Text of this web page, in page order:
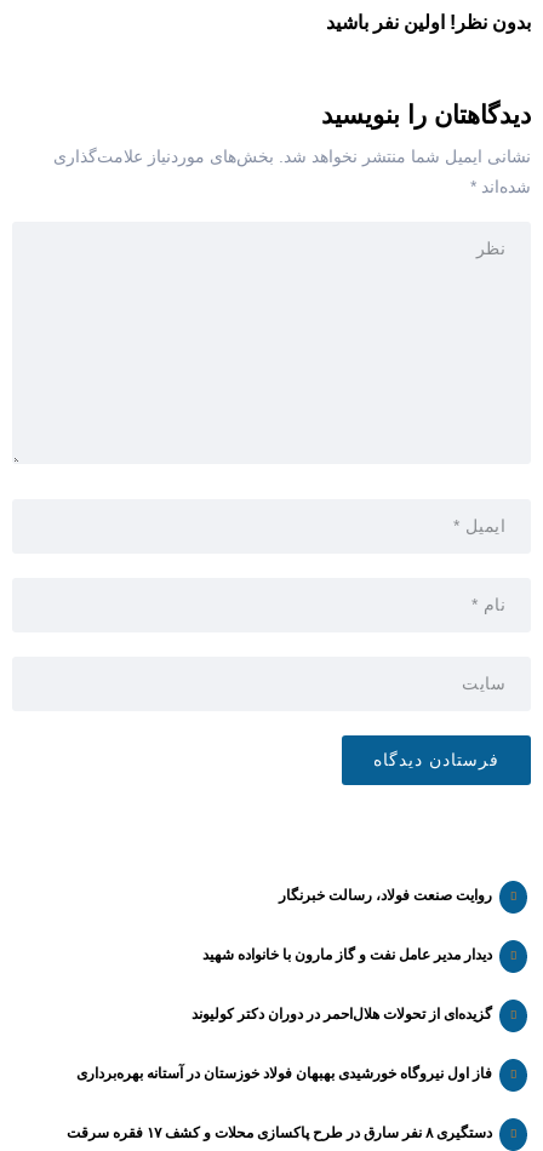
بدون نظر! اولین نفر باشید
دیدگاهتان را بنویسید
نشانی ایمیل شما منتشر نخواهد شد.
بخش‌های موردنیاز علامت‌گذاری
شده‌اند *
روایت صنعت فولاد،‌ رسالت خبرنگار
دیدار مدیر عامل نفت و گاز مارون با خانواده شهید
گزیده‌ای از تحولات هلال‌احمر در دوران دکتر کولیوند
فاز اول نیروگاه خورشیدی بهبهان فولاد خوزستان در آستانه بهره‌برداری
دستگیری ۸ نفر سارق در طرح پاکسازی محلات و کشف ۱۷ فقره سرقت